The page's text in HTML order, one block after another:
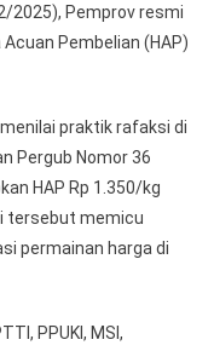
2025), Pemprov resmi
Pembelian (HAP)
praktik rafaksi di
Pergub Nomor 36
HAP Rp 1.350/kg
tersebut memicu
permainan harga di
PPUKI, MSI,